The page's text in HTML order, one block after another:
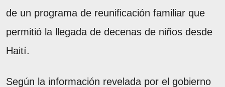
de un programa de reunificación familiar que
permitió la llegada de decenas de niños desde
Haití.
Según la información revelada por el gobierno